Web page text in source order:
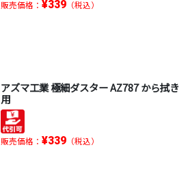
販売価格： ¥339（税込）
アズマ工業 極細ダスター AZ787 から拭き
用
販売価格： ¥339（税込）